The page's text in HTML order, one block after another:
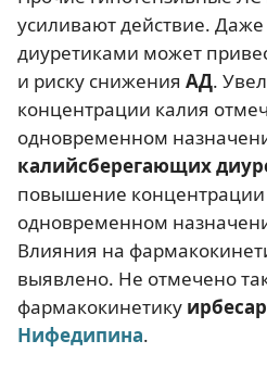
усиливают действие.
диуретиками может
и риску снижения АД.
концентрации калия
одновременном
калийсберегающих
повышение концентрации
одновременном
Влияния на
выявлено. Не отмечено
фармакокинетику
Нифедипина.